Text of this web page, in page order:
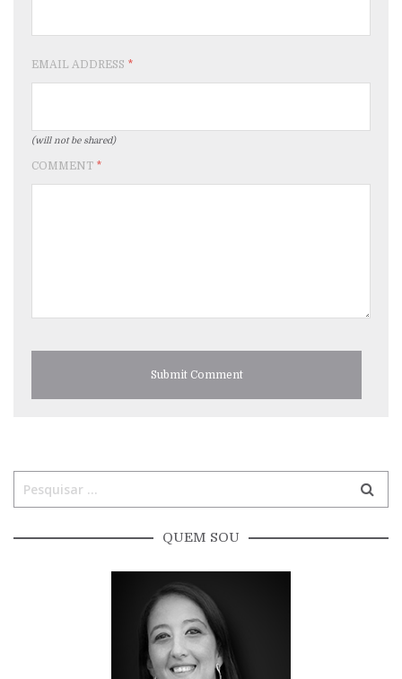
EMAIL ADDRESS *
(will not be shared)
COMMENT *
QUEM SOU